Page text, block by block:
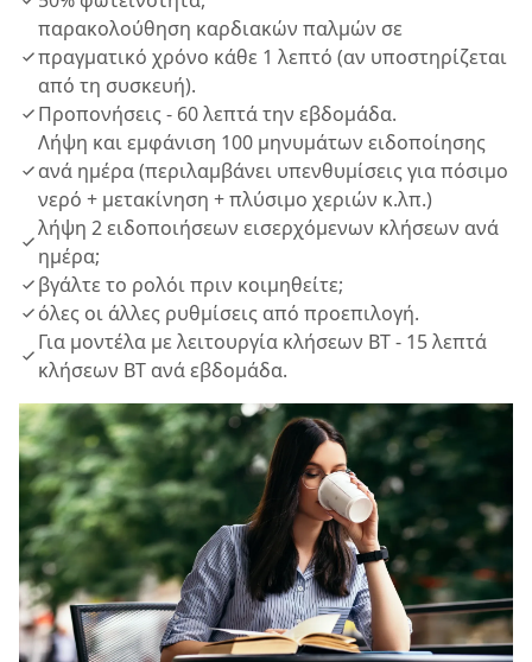
παρακολούθηση καρδιακών παλμών σε
πραγματικό χρόνο κάθε 1 λεπτό (αν υποστηρίζεται
από τη συσκευή).
Προπονήσεις - 60 λεπτά την εβδομάδα.
Λήψη και εμφάνιση 100 μηνυμάτων ειδοποίησης
ανά ημέρα (περιλαμβάνει υπενθυμίσεις για πόσιμο
νερό + μετακίνηση + πλύσιμο χεριών κ.λπ.)
λήψη 2 ειδοποιήσεων εισερχόμενων κλήσεων ανά
ημέρα;
βγάλτε το ρολόι πριν κοιμηθείτε;
όλες οι άλλες ρυθμίσεις από προεπιλογή.
Για μοντέλα με λειτουργία κλήσεων BT - 15 λεπτά
κλήσεων BT ανά εβδομάδα.